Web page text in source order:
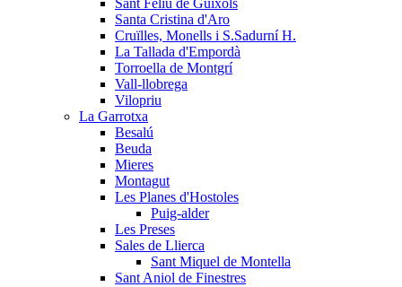
Sant Feliu de Guíxols
Santa Cristina d'Aro
Cruïlles, Monells i S.Sadurní H.
La Tallada d'Empordà
Torroella de Montgrí
Vall-llobrega
Vilopriu
La Garrotxa
Besalú
Beuda
Mieres
Montagut
Les Planes d'Hostoles
Puig-alder
Les Preses
Sales de Llierca
Sant Miquel de Montella
Sant Aniol de Finestres